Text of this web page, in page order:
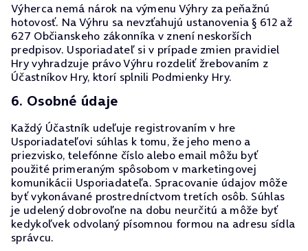
Výherca nemá nárok na výmenu Výhry za peňažnú
hotovosť. Na Výhru sa nevzťahujú ustanovenia § 612 až
627 Občianskeho zákonníka v znení neskorších
predpisov. Usporiadateľ si v prípade zmien pravidiel
Hry vyhradzuje právo Výhru rozdeliť žrebovaním z
Účastníkov Hry, ktorí splnili Podmienky Hry.
6. Osobné údaje
Každý Účastník udeľuje registrovaním v hre
Usporiadateľovi súhlas k tomu, že jeho meno a
priezvisko, telefónne číslo alebo email môžu byť
použité primeraným spôsobom v marketingovej
komunikácii Usporiadateľa. Spracovanie údajov môže
byť vykonávané prostredníctvom tretích osôb. Súhlas
je udelený dobrovoľne na dobu neurčitú a môže byť
kedykoľvek odvolaný písomnou formou na adresu sídla
správcu.